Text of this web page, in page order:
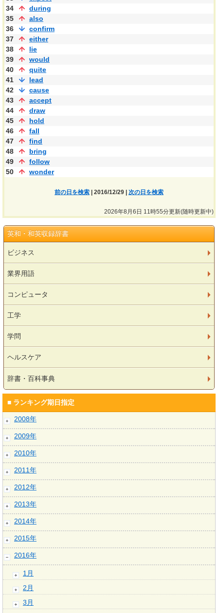
34
during
35
also
36
confirm
37
either
38
lie
39
would
40
quite
41
lead
42
cause
43
accept
44
draw
45
hold
46
fall
47
find
48
bring
49
follow
50
wonder
前の日を検索 | 2016/12/29 | 次の日を検索
2026年8月6日 11時55分更新(随時更新中)
英和・和英収録辞書
ビジネス
業界用語
コンピュータ
工学
学問
ヘルスケア
辞書・百科事典
■ ランキング期日指定
2008年
2009年
2010年
2011年
2012年
2013年
2014年
2015年
2016年
1月
2月
3月